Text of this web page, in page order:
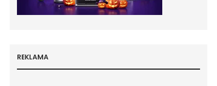
REKLAMA